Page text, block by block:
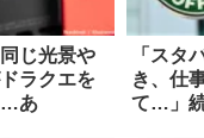
じ光景や
ラクエを
…あ
「スタ
き、仕
て…」